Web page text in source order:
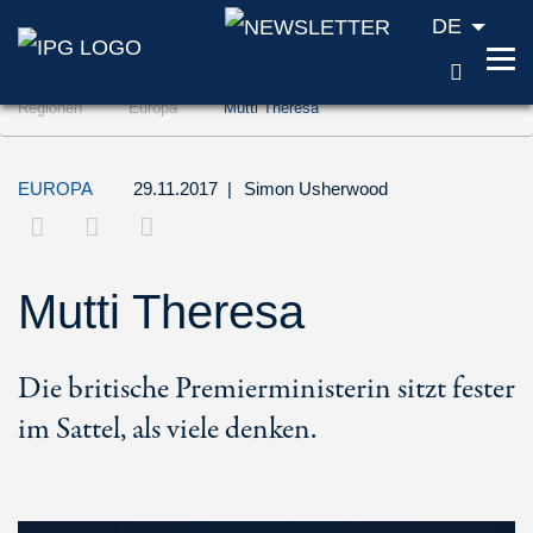
Zum Inhalt springen (Accesskey '1')
Zur Suche springen (Accesskey '2')
Zur Navigation springen (Accesskey '3')
DE
Regionen Europa Mutti Theresa
EUROPA 29.11.2017 | Simon Usherwood
Mutti Theresa
Die britische Premierministerin sitzt fester
im Sattel, als viele denken.